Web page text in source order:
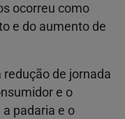
ocorreu como
e do aumento de
redução de jornada
e o
padaria e o